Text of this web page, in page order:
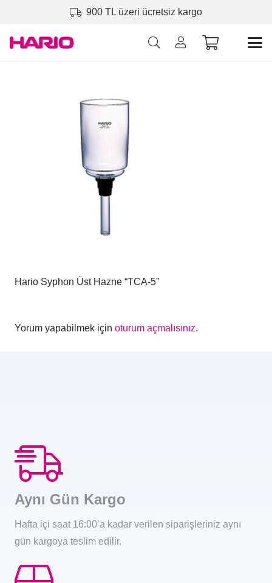
900 TL üzeri ücretsiz kargo
Hario Syphon Üst Hazne “TCA-5”
Yorum yapabilmek için oturum açmalısınız.
Aynı Gün Kargo
Hafta içi saat 16:00’a kadar verilen siparişleriniz aynı
gün kargoya teslim edilir.